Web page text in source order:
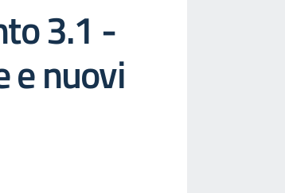
3.1 -
e nuovi